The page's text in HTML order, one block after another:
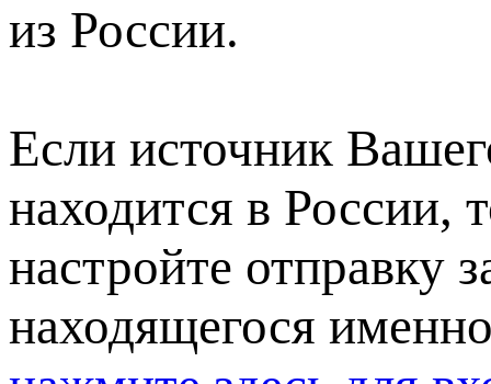
из России.
Если источник
находится в России,
настройте отправку
находящегося